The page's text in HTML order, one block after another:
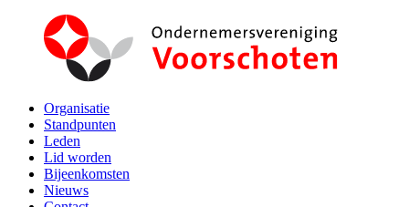
Organisatie
Standpunten
Leden
Lid worden
Bijeenkomsten
Nieuws